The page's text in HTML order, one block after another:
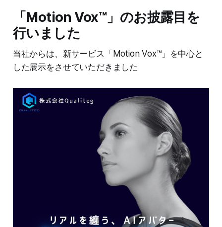
「Motion Vox™」のお披露目を
行いました
当社からは、新サービス「Motion Vox™」を中心と
した展示をさせていただきました